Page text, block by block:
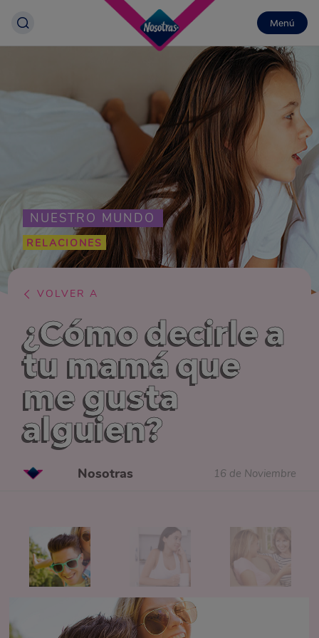
Menú
NUESTRO MUNDO
RELACIONES
VOLVER A
¿Cómo decirle a
tu mamá que
me gusta
alguien?
Nosotras 16 de Noviembre